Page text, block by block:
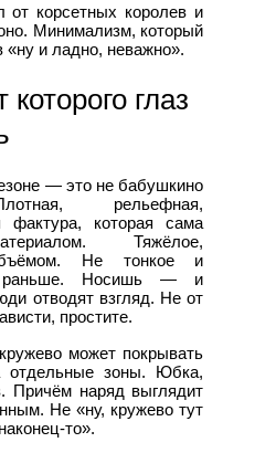
от корсетных королев и
Минимализм, который
«ну и ладно, неважно».
глаз
— это не бабушкино
рельефная,
фактура, которая сама
Тяжёлое,
Не тонкое и
раньше. Носишь — и
отводят взгляд. Не от
простите.
может покрывать
зоны. Юбка,
Причём наряд выглядит
Не «ну, кружево тут
то».